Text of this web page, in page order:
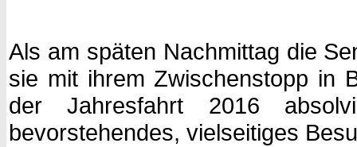
Als am späten Nachmittag die
sie mit ihrem Zwischenstopp in
der Jahresfahrt 2016
bevorstehendes, vielseitiges